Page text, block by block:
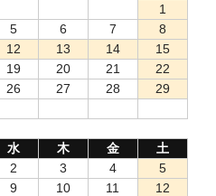
1
5 6 7
8
12 13 14
15
19 20 21
22
26 27 28
29
水 木 金
土
2 3 4
5
9 10 11
12